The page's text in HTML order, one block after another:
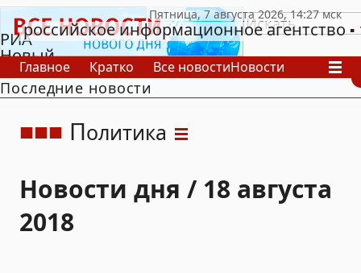
РИА
Новый
День
российское информационное агентство
Главное Кратко Все новостиНовости
В России
В мире
Последние новости
Политика
Новости дня / 18 августа
2018